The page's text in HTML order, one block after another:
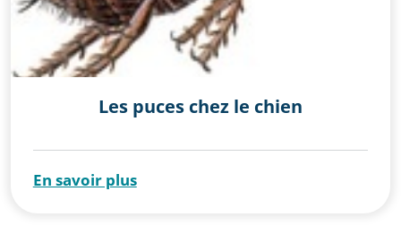
Les puces chez le chien
En savoir plus